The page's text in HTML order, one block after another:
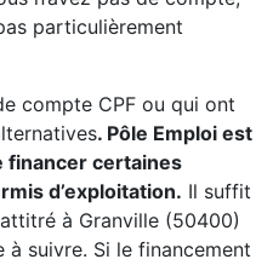
particulièrement
compte CPF ou qui ont
. Pôle Emploi est
financer certaines
d’exploitation. Il suffit
à Granville (50400)
suivre. Si le financement